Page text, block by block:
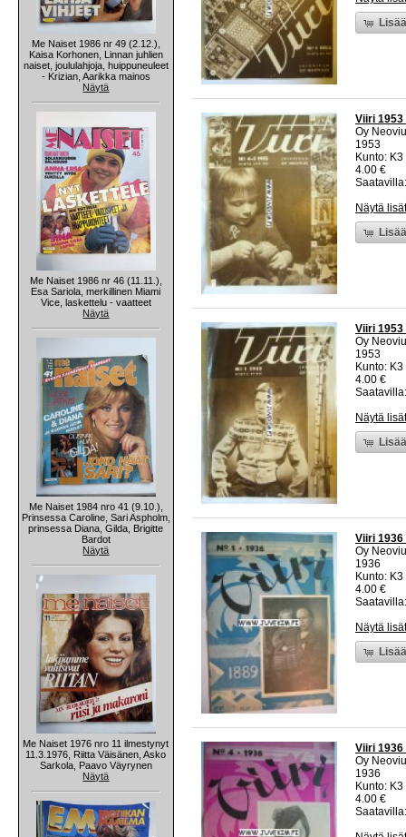
Me Naiset 1986 nr 49 (2.12.),
Kaisa Korhonen, Linnan juhlien
naiset, joululahjoja, huippuneuleet
- Krizian, Aarikka mainos
Näytä
Me Naiset 1986 nr 46 (11.11.),
Esa Sariola, merkillinen Miami
Vice, laskettelu - vaatteet
Näytä
Me Naiset 1984 nro 41 (9.10.),
Prinsessa Caroline, Sari Aspholm,
prinsessa Diana, Gilda, Brigitte
Bardot
Näytä
Me Naiset 1976 nro 11 ilmestynyt
11.3.1976, Riitta Väisänen, Asko
Sarkola, Paavo Väyrynen
Näytä
Viiri 1953
Oy
1953
Kunto:
4.00 €
Näytä
Viiri 1953
Oy
1953
Kunto:
4.00 €
Näytä
Viiri 1936
Oy
1936
Kunto:
4.00 €
Näytä
Viiri 1936
Oy
1936
Kunto:
4.00 €